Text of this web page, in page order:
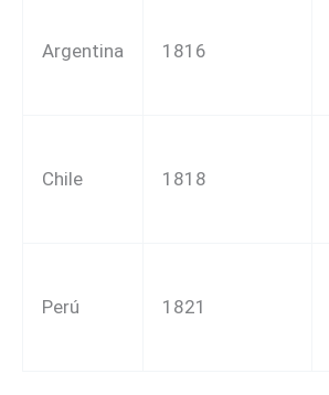
Argentina 1816
Chile 1818
Perú 1821